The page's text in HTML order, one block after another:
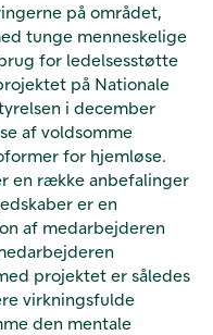
på området,
tunge menneskelige
for ledelsesstøtte
på Nationale
i december
af voldsomme
for hjemløse.
en række anbefalinger
er en
af medarbejderen
projektet er således
virkningsfulde
den mentale